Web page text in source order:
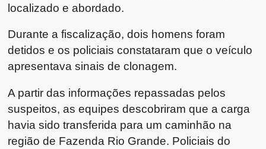
localizado e abordado.
Durante a fiscalização, dois homens foram
detidos e os policiais constataram que o veículo
apresentava sinais de clonagem.
A partir das informações repassadas pelos
suspeitos, as equipes descobriram que a carga
havia sido transferida para um caminhão na
região de Fazenda Rio Grande. Policiais do